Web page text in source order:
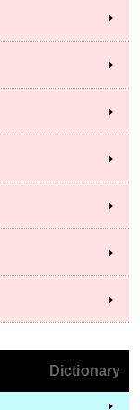
Dictionary